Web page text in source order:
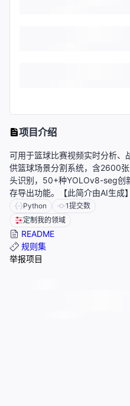
项目介绍
可用于篮球比赛视频实时分析、
供篮球场景分割系统，含2600
头识别，50+种YOLOv8-seg创
存导出功能。【此简介由AI生成】
Python 1提交数
定制我的领域
README
规则集
举报项目